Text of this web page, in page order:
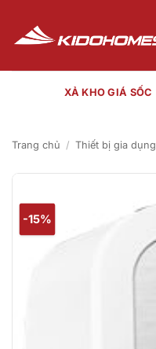
nội
dung
XẢ KHO GIÁ SỐC
Trang chủ / Thiết bị gia dụng
-15%